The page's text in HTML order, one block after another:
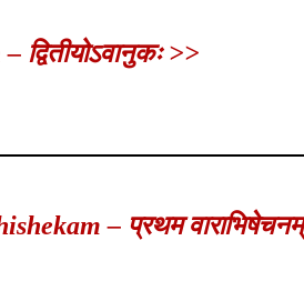
>>
– प्रथम वाराभिषेचनम्